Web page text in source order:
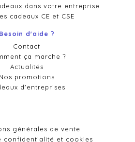
dans votre entreprise
cadeaux CE et CSE
Besoin d'aide ?
Contact
ça marche ?
Actualités
Nos promotions
d'entreprises
générales de vente
confidentialité et cookies